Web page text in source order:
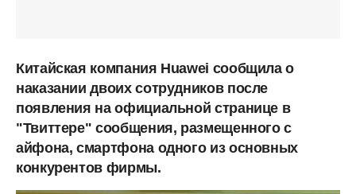
Китайская компания Huawei сообщила о
наказании двоих сотрудников после
появления на официальной странице в
"Твиттере" сообщения, размещенного с
айфона, смартфона одного из основных
конкурентов фирмы.